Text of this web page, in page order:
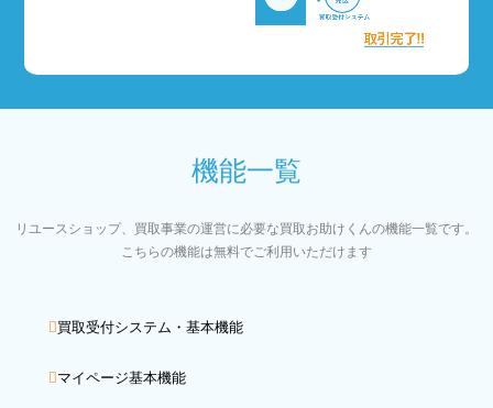
機能一覧
リユースショップ、買取事業の運営に必要な買取お助けくんの機能一覧です。
こちらの機能は無料でご利用いただけます
買取受付システム・基本機能
マイページ基本機能